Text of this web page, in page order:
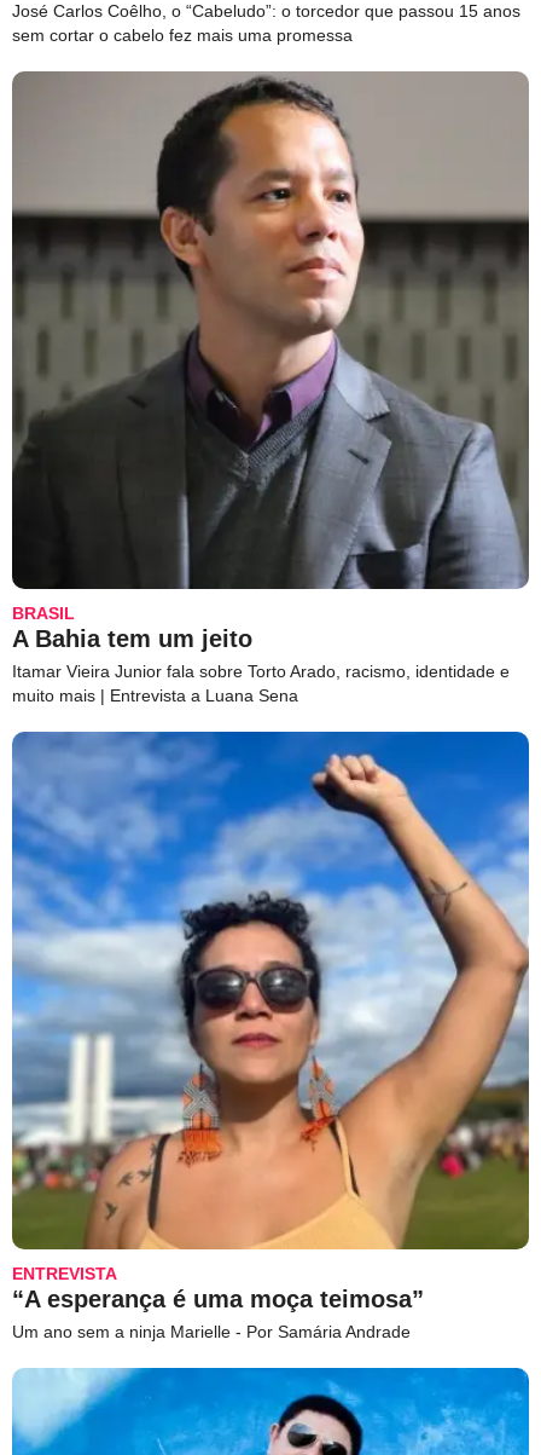
José Carlos Coêlho, o “Cabeludo”: o torcedor que passou 15 anos
sem cortar o cabelo fez mais uma promessa
BRASIL
A Bahia tem um jeito
Itamar Vieira Junior fala sobre Torto Arado, racismo, identidade e
muito mais | Entrevista a Luana Sena
ENTREVISTA
“A esperança é uma moça teimosa”
Um ano sem a ninja Marielle - Por Samária Andrade